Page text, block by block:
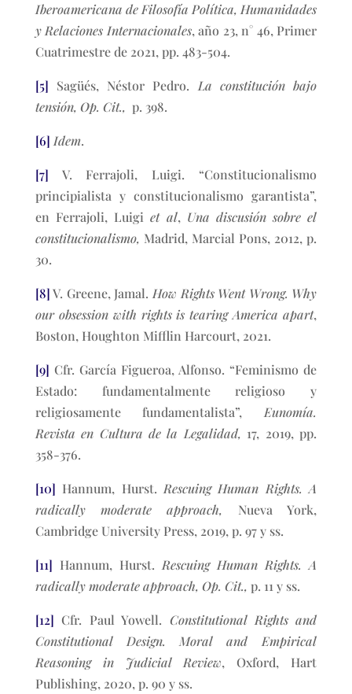
Iberoamericana de Filosofía Política, Humanidades
y Relaciones Internacionales, año 23, n° 46, Primer
Cuatrimestre de 2021, pp. 483-504.
[5] Sagüés, Néstor Pedro. La constitución bajo
tensión, Op. Cit., p. 398.
[6] Idem.
[7] V. Ferrajoli, Luigi. “Constitucionalismo
principialista y constitucionalismo garantista”,
en Ferrajoli, Luigiet al, Una discusión sobre el
constitucionalismo, Madrid, Marcial Pons, 2012, p.
30.
[8]V. Greene, Jamal. How Rights Went Wrong. Why
our obsession with rights is tearing America apart,
Boston, Houghton Mifflin Harcourt, 2021.
[9] Cfr. García Figueroa, Alfonso. “Feminismo de
Estado: fundamentalmente religioso y
religiosamente fundamentalista”, Eunomía.
Revista en Cultura de la Legalidad, 17, 2019, pp.
358-376.
[10] Hannum, Hurst. Rescuing Human Rights. A
radically moderate approach,
Nueva York,
Cambridge University Press, 2019, p. 97 y ss.
[11] Hannum, Hurst. Rescuing Human Rights. A
radically moderate approach, Op. Cit., p. 11 y ss.
[12] Cfr. Paul Yowell.Constitutional Rights and
Constitutional Design. Moral and Empirical
Reasoning in Judicial Review, Oxford, Hart
Publishing, 2020, p. 90 y ss.